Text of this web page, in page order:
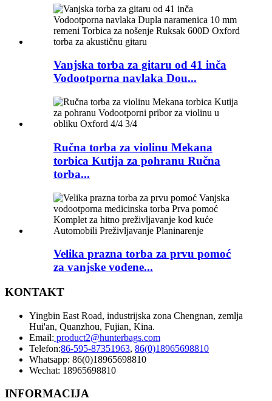
Vanjska torba za gitaru od 41 inča
Vodootporna navlaka Dou...
Ručna torba za violinu Mekana
torbica Kutija za pohranu Ručna
torba...
Velika prazna torba za prvu pomoć
za vanjske vodene...
KONTAKT
Yingbin East Road, industrijska zona Chengnan, zemlja
Hui'an, Quanzhou, Fujian, Kina.
Email: product2@hunterbags.com
Telefon:86-595-87351963, 86(0)18965698810
Whatsapp: 86(0)18965698810
Wechat: 18965698810
INFORMACIJA